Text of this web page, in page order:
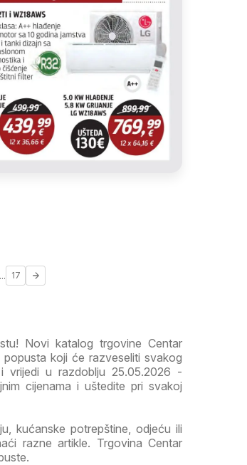
... 17
Novi katalog trgovine Centar
koji će razveseliti svakog
vrijedi u razdoblju 25.05.2026 -
cijenama i uštedite pri svakoj
kućanske potrepštine, odjeću ili
razne artikle. Trgovina Centar